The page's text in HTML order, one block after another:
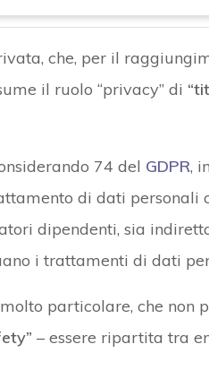
che, per il
il ruolo “privacy” di
74 del GDPR,
di dati personali
dipendenti, sia
i trattamenti di dati
particolare, che non
– essere ripartita tra
A